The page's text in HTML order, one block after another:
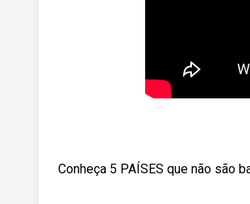
Conheça 5 PAÍSES que não são